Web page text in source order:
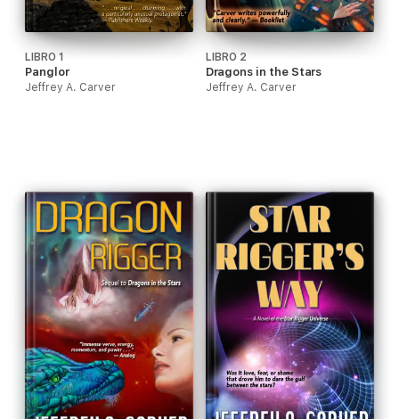
LIBRO 1
Panglor
Jeffrey A. Carver
LIBRO 2
Dragons in the Stars
Jeffrey A. Carver